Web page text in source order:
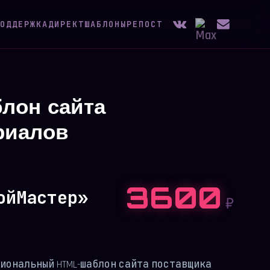
ДИРЕКТШАБЛОНЫРЕПОСТ
сайта
3600 ₽
HTML-шаблон сайта поставщика